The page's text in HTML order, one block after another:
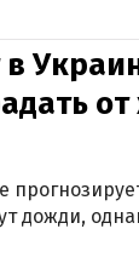
дожди,